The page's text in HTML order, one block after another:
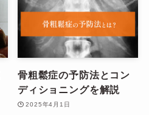
骨粗鬆症の予防法とコン
ディショニングを解説
2025年4月1日